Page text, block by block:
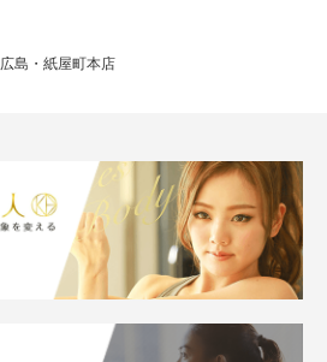
広島・紙屋町本店